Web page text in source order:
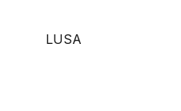
LUSA